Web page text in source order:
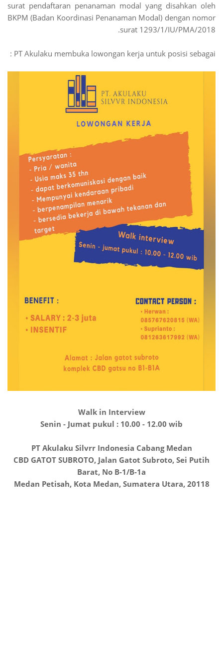
surat pendaftaran penanaman modal yang disahkan oleh
BKPM (Badan Koordinasi Penanaman Modal) dengan nomor
surat 1293/1/IU/PMA/2018.
PT Akulaku membuka lowongan kerja untuk posisi sebagai :
Walk in Interview
Senin - Jumat pukul : 10.00 - 12.00 wib
PT Akulaku Silvrr Indonesia Cabang Medan
CBD GATOT SUBROTO, Jalan Gatot Subroto, Sei Putih
Barat, No B-1/B-1a
Medan Petisah, Kota Medan, Sumatera Utara, 20118